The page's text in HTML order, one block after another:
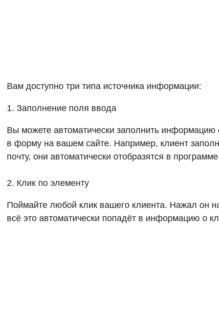
Вам доступно три типа источника информации:
1. Заполнение поля ввода
Вы можете автоматически заполнить информацию
в форму на вашем сайте. Например, клиент
почту, они автоматически отобразятся в
2. Клик по элементу
Поймайте любой клик вашего клиента. Нажал он на
всё это автоматически попадёт в информацию о